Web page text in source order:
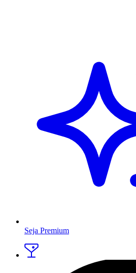
Seja Premium